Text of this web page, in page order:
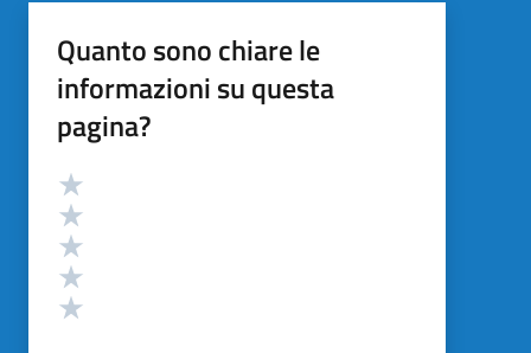
Quanto sono chiare le
informazioni su questa
pagina?
Valutazione